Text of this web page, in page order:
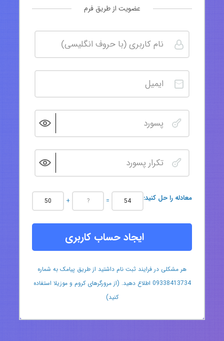
عضویت از طریق فرم
:معادله را حل کنید + =
ایجاد حساب کاربری
هر مشکلی در فرایند ثبت نام داشتید از طریق پیامک به شماره
09338413734 اطلاع دهید. (از مرورگرهای کروم و موزیلا استفاده
کنید)